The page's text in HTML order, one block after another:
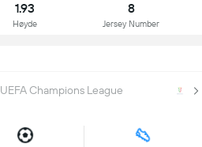
1.93
Høyde
8
Jersey Number
UEFA Champions League